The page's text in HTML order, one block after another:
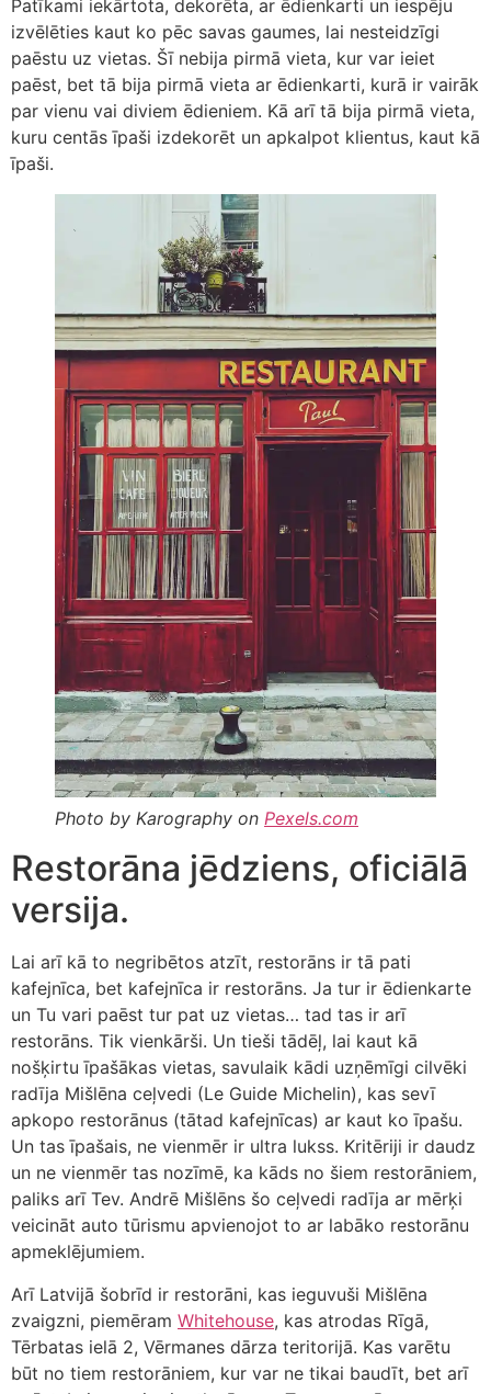
Patīkami iekārtota, dekorēta, ar ēdienkarti un iespēju
izvēlēties kaut ko pēc savas gaumes, lai nesteidzīgi
paēstu uz vietas. Šī nebija pirmā vieta, kur var ieiet
paēst, bet tā bija pirmā vieta ar ēdienkarti, kurā ir vairāk
par vienu vai diviem ēdieniem. Kā arī tā bija pirmā vieta,
kuru centās īpaši izdekorēt un apkalpot klientus, kaut kā
īpaši.
Photo by Karography on Pexels.com
Restorāna jēdziens, oficiālā
versija.
Lai arī kā to negribētos atzīt, restorāns ir tā pati
kafejnīca, bet kafejnīca ir restorāns. Ja tur ir ēdienkarte
un Tu vari paēst tur pat uz vietas… tad tas ir arī
restorāns. Tik vienkārši. Un tieši tādēļ, lai kaut kā
nošķirtu īpašākas vietas, savulaik kādi uzņēmīgi cilvēki
radīja Mišlēna ceļvedi (Le Guide Michelin), kas sevī
apkopo restorānus (tātad kafejnīcas) ar kaut ko īpašu.
Un tas īpašais, ne vienmēr ir ultra lukss. Kritēriji ir daudz
un ne vienmēr tas nozīmē, ka kāds no šiem restorāniem,
paliks arī Tev. Andrē Mišlēns šo ceļvedi radīja ar mērķi
veicināt auto tūrismu apvienojot to ar labāko restorānu
apmeklējumiem.
Arī Latvijā šobrīd ir restorāni, kas ieguvuši Mišlēna
zvaigzni, piemēram Whitehouse, kas atrodas Rīgā,
Tērbatas ielā 2, Vērmanes dārza teritorijā. Kas varētu
būt no tiem restorāniem, kur var ne tikai baudīt, bet arī